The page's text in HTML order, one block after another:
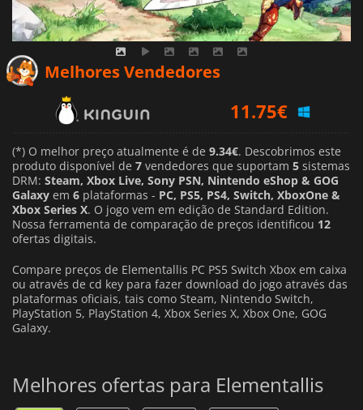
Melhores Vendedores
16.19€
14.39€
(*) O melhor preço atualmente é de 9.34€. Descobrimos este
produto disponível de 7 vendedores que suportam 5 sistemas
DRM: Steam, Xbox Live, Sony PSN, Nintendo eShop & GOG
Galaxy em 6 plataformas - PC, PS5, PS4, Switch, XboxOne &
Xbox Series X. O jogo vem em edição de Standard Edition.
Nossa ferramenta de comparação de preços identificou 12
ofertas digitais.
Compare preços de Elementallis PC PS5 Switch Xbox em caixa
ou através de cd key para fazer download do jogo através das
plataformas oficiais, tais como Steam, Nintendo Switch,
PlayStation 5, PlayStation 4, Xbox Series X, Xbox One, GOG
Galaxy.
Melhores ofertas para Elementallis